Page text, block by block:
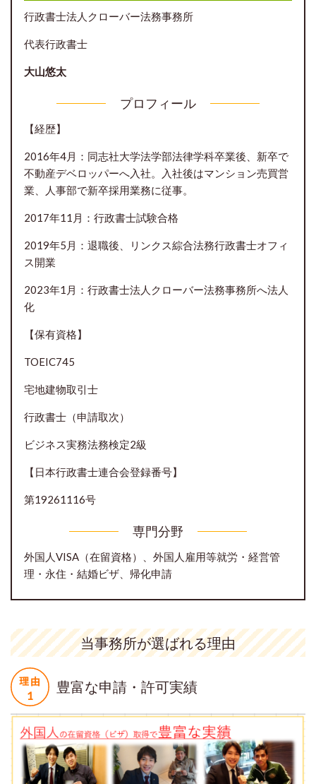
行政書士法人クローバー法務事務所
代表行政書士
大山悠太
プロフィール
【経歴】
2016年4月：同志社大学法学部法律学科卒業後、新卒で
不動産デベロッパーへ入社。入社後はマンション売買営
業、人事部で新卒採用業務に従事。
2017年11月：行政書士試験合格
2019年5月：退職後、リンクス綜合法務行政書士オフィ
ス開業
2023年1月：行政書士法人クローバー法務事務所へ法人
化
【保有資格】
TOEIC745
宅地建物取引士
行政書士（申請取次）
ビジネス実務法務検定2級
【日本行政書士連合会登録番号】
第19261116号
専門分野
外国人VISA（在留資格）、外国人雇用等就労・経営管
理・永住・結婚ビザ、帰化申請
当事務所が選ばれる理由
豊富な申請・許可実績